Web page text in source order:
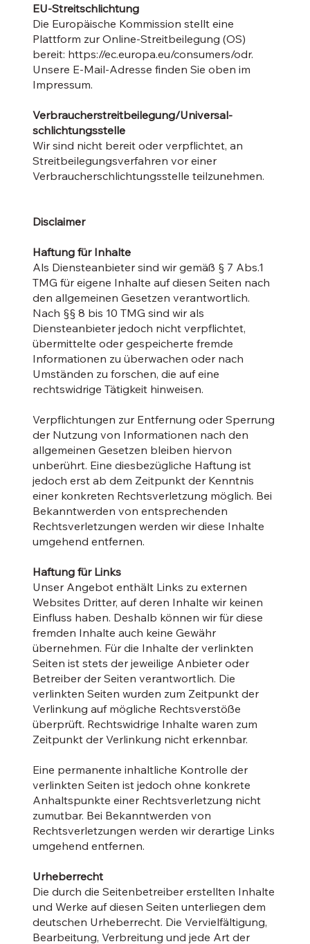
EU-Streitschlichtung
Die Europäische Kommission stellt eine
Plattform zur Online-Streitbeilegung (OS)
bereit: https://ec.europa.eu/consumers/odr.
Unsere E-Mail-Adresse finden Sie oben im
Impressum.
Verbraucher­streit­beilegung/Universal­
schlichtungs­stelle
Wir sind nicht bereit oder verpflichtet, an
Streitbeilegungsverfahren vor einer
Verbraucherschlichtungsstelle teilzunehmen.
Disclaimer
Haftung für Inhalte
Als Diensteanbieter sind wir gemäß § 7 Abs.1
TMG für eigene Inhalte auf diesen Seiten nach
den allgemeinen Gesetzen verantwortlich.
Nach §§ 8 bis 10 TMG sind wir als
Diensteanbieter jedoch nicht verpflichtet,
übermittelte oder gespeicherte fremde
Informationen zu überwachen oder nach
Umständen zu forschen, die auf eine
rechtswidrige Tätigkeit hinweisen.
Verpflichtungen zur Entfernung oder Sperrung
der Nutzung von Informationen nach den
allgemeinen Gesetzen bleiben hiervon
unberührt. Eine diesbezügliche Haftung ist
jedoch erst ab dem Zeitpunkt der Kenntnis
einer konkreten Rechtsverletzung möglich. Bei
Bekanntwerden von entsprechenden
Rechtsverletzungen werden wir diese Inhalte
umgehend entfernen.
Haftung für Links
Unser Angebot enthält Links zu externen
Websites Dritter, auf deren Inhalte wir keinen
Einfluss haben. Deshalb können wir für diese
fremden Inhalte auch keine Gewähr
übernehmen. Für die Inhalte der verlinkten
Seiten ist stets der jeweilige Anbieter oder
Betreiber der Seiten verantwortlich. Die
verlinkten Seiten wurden zum Zeitpunkt der
Verlinkung auf mögliche Rechtsverstöße
überprüft. Rechtswidrige Inhalte waren zum
Zeitpunkt der Verlinkung nicht erkennbar.
Eine permanente inhaltliche Kontrolle der
verlinkten Seiten ist jedoch ohne konkrete
Anhaltspunkte einer Rechtsverletzung nicht
zumutbar. Bei Bekanntwerden von
Rechtsverletzungen werden wir derartige Links
umgehend entfernen.
Urheberrecht
Die durch die Seitenbetreiber erstellten Inhalte
und Werke auf diesen Seiten unterliegen dem
deutschen Urheberrecht. Die Vervielfältigung,
Bearbeitung, Verbreitung und jede Art der